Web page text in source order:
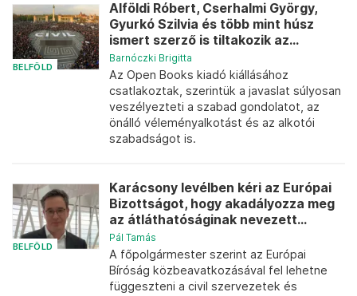
BELFÖLD
Alföldi Róbert, Cserhalmi György,
Gyurkó Szilvia és több mint húsz
ismert szerző is tiltakozik az...
Barnóczki Brigitta
Az Open Books kiadó kiállásához
csatlakoztak, szerintük a javaslat súlyosan
veszélyezteti a szabad gondolatot, az
önálló véleményalkotást és az alkotói
szabadságot is.
BELFÖLD
Karácsony levélben kéri az Európai
Bizottságot, hogy akadályozza meg
az átláthatóságinak nevezett...
Pál Tamás
A főpolgármester szerint az Európai
Bíróság közbeavatkozásával fel lehetne
függeszteni a civil szervezetek és